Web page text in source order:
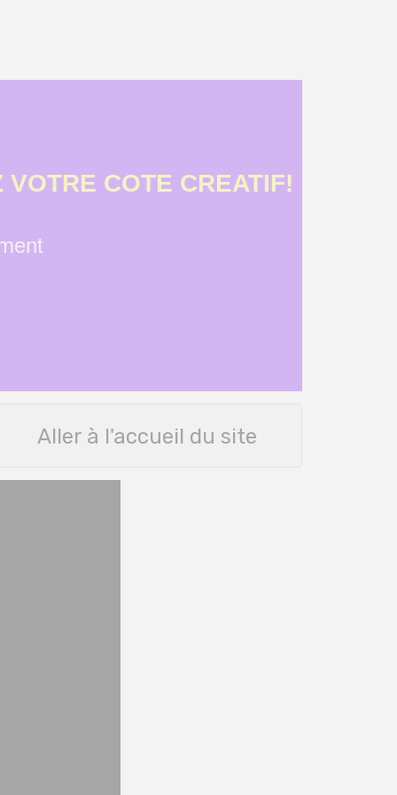
COTE CREATIF!
Aller à l'accueil du site